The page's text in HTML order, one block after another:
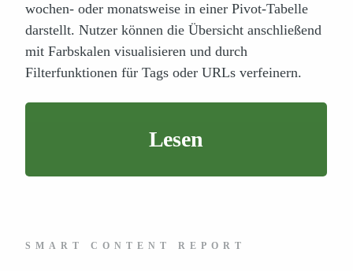
wochen- oder monatsweise in einer Pivot-Tabelle
darstellt. Nutzer können die Übersicht anschließend
mit Farbskalen visualisieren und durch
Filterfunktionen für Tags oder URLs verfeinern.
Lesen
SMART CONTENT REPORT